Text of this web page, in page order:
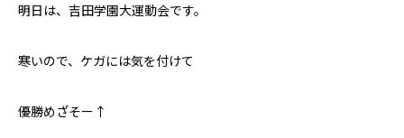
明日は、吉田学園大運動会です。
寒いので、ケガには気を付けて
優勝めざそー↑